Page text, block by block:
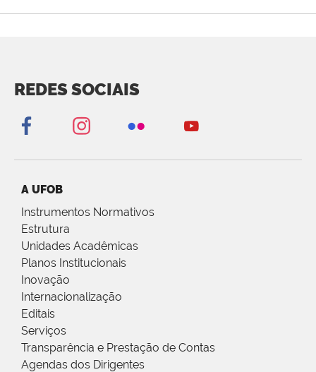
REDES SOCIAIS
A UFOB
Instrumentos Normativos
Estrutura
Unidades Acadêmicas
Planos Institucionais
Inovação
Internacionalização
Editais
Serviços
Transparência e Prestação de Contas
Agendas dos Dirigentes